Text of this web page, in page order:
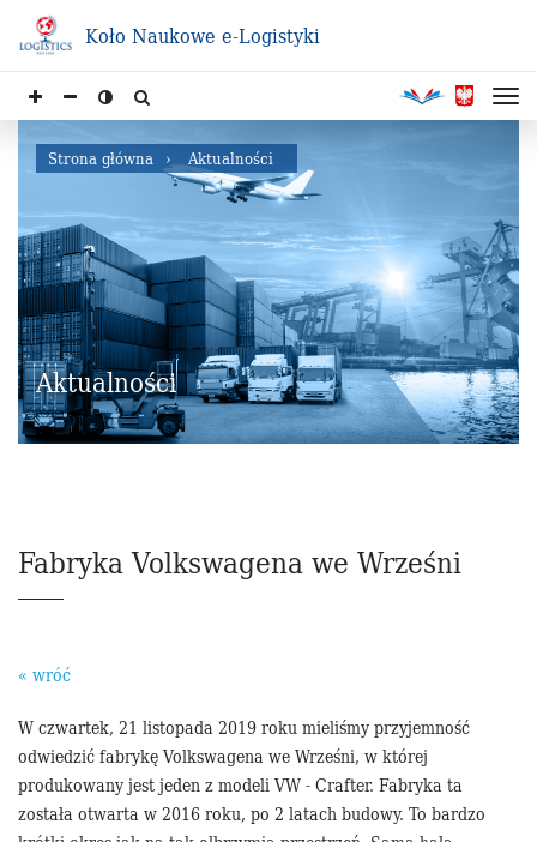
Koło Naukowe e-Logistyki
Strona główna Aktualności
Aktualności
Fabryka Volkswagena we Wrześni
« wróć
W czwartek, 21 listopada 2019 roku mieliśmy przyjemność
odwiedzić fabrykę Volkswagena we Wrześni, w której
produkowany jest jeden z modeli VW - Crafter. Fabryka ta
została otwarta w 2016 roku, po 2 latach budowy. To bardzo